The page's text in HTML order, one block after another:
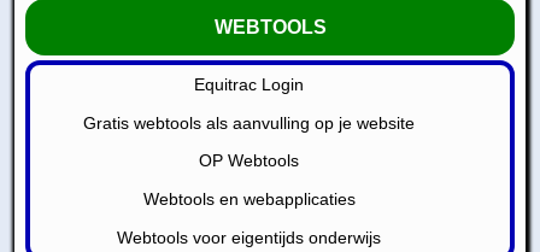
WEBTOOLS
Equitrac Login
Gratis webtools als aanvulling op je website
OP Webtools
Webtools en webapplicaties
Webtools voor eigentijds onderwijs